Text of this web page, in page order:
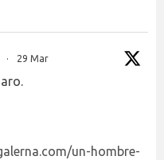
· 29 Mar
un-hombre-